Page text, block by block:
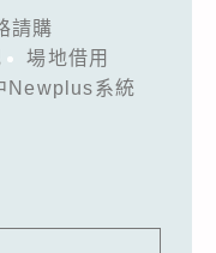
請購
場地借用
Newplus系統